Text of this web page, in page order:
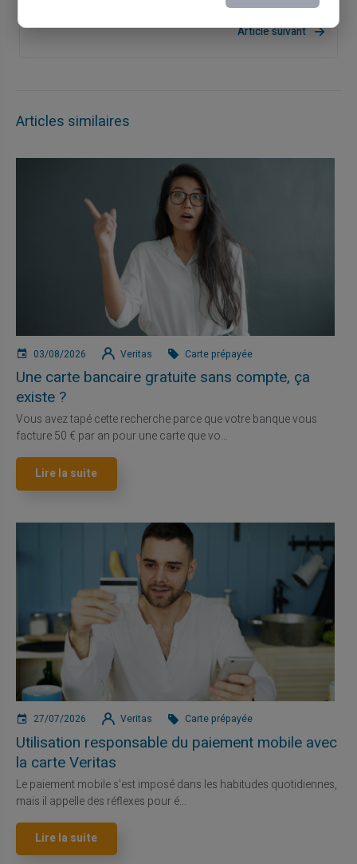
Article suivant
Articles similaires
03/08/2026 Veritas Carte prépayée
Une carte bancaire gratuite sans compte, ça
existe ?
Vous avez tapé cette recherche parce que votre banque vous
facture 50 € par an pour une carte que vo...
Lire la suite
27/07/2026 Veritas Carte prépayée
Utilisation responsable du paiement mobile avec
la carte Veritas
Le paiement mobile s'est imposé dans les habitudes quotidiennes,
mais il appelle des réflexes pour é...
Lire la suite